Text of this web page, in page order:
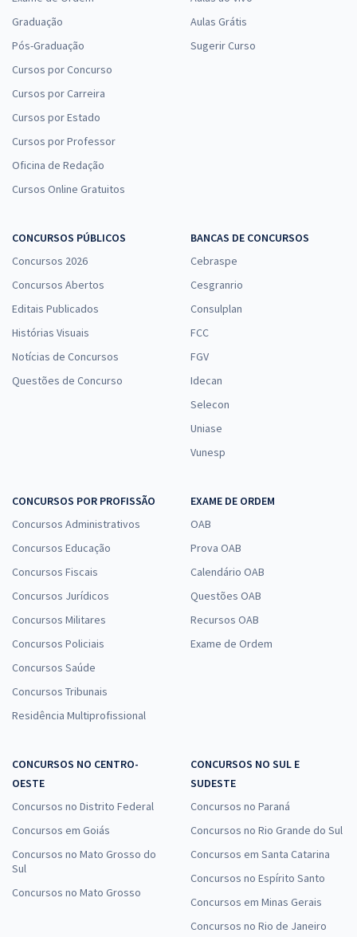
Graduação
Pós-Graduação
Cursos por Concurso
Cursos por Carreira
Cursos por Estado
Cursos por Professor
Oficina de Redação
Cursos Online Gratuitos
Aulas Grátis
Sugerir Curso
CONCURSOS PÚBLICOS
Concursos 2026
Concursos Abertos
Editais Publicados
Histórias Visuais
Notícias de Concursos
Questões de Concurso
BANCAS DE CONCURSOS
Cebraspe
Cesgranrio
Consulplan
FCC
FGV
Idecan
Selecon
Uniase
Vunesp
CONCURSOS POR PROFISSÃO
Concursos Administrativos
Concursos Educação
Concursos Fiscais
Concursos Jurídicos
Concursos Militares
Concursos Policiais
Concursos Saúde
Concursos Tribunais
Residência Multiprofissional
EXAME DE ORDEM
OAB
Prova OAB
Calendário OAB
Questões OAB
Recursos OAB
Exame de Ordem
CONCURSOS NO CENTRO-
OESTE
Concursos no Distrito Federal
Concursos em Goiás
Concursos no Mato Grosso do
Sul
Concursos no Mato Grosso
CONCURSOS NO SUL E
SUDESTE
Concursos no Paraná
Concursos no Rio Grande do Sul
Concursos em Santa Catarina
Concursos no Espírito Santo
Concursos em Minas Gerais
Concursos no Rio de Janeiro